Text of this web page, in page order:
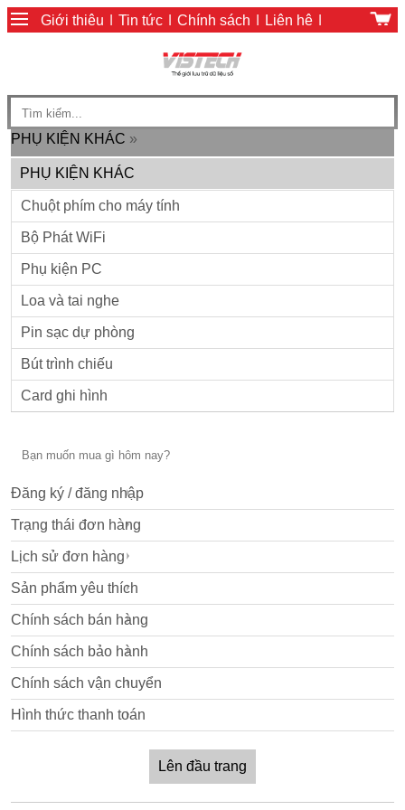
Giới thiệu Tin tức Chính sách Liên hệ
Giỏ hàng|Chính sách thanh toán
PHỤ KIỆN KHÁC »
PHỤ KIỆN KHÁC
Chuột phím cho máy tính
Bộ Phát WiFi
Phụ kiện PC
Loa và tai nghe
Pin sạc dự phòng
Bút trình chiếu
Card ghi hình
Đăng ký / đăng nhập
Trạng thái đơn hàng
Lịch sử đơn hàng
Sản phẩm yêu thích
Chính sách bán hàng
Chính sách bảo hành
Chính sách vận chuyển
Hình thức thanh toán
Lên đầu trang